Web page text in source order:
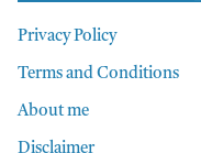
Privacy Policy
Terms and Conditions
About me
Disclaimer